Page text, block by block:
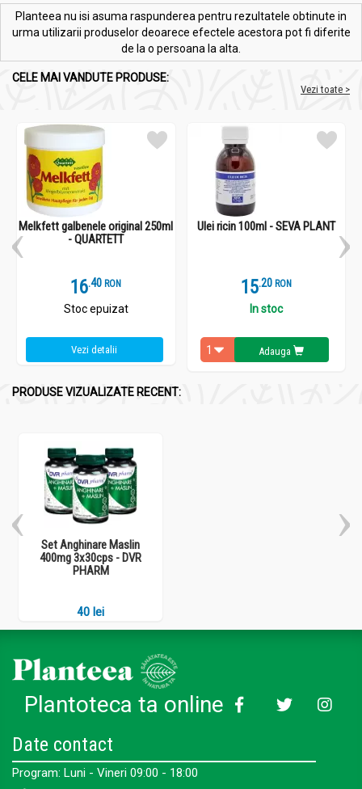
Menține colesterolul și trigliceridele în limite normale
Susține sănătatea ficatului și ajută la eliminarea
toxinelor
Contribuie la reducerea tensiunii arteriale și la
îmbunătățirea circulației
grăsimilor
Sprijină sănătatea inimii și reduc riscul de boli
cardiovasculare
Îmbunătățește funcția imunitară și previne îmbătrânirea
prematură a celulelor
Indicații:
hipertensiune arterială
prevenirea afecțiunilor cardiovasculare
Precauții, atenționări și sfaturi:
insuficiență hepatică severă, afecțiuni renale acute și
ulcere gastrice grave.
Se recomandă prudență în administrarea la femeile
însărcinate sau care alăptează.
Nu se recomandă depășirea dozei zilnice recomandate.
Administrare
Se administrează 1-2 capsule de 2 ori pe zi.
În cazuri severe, doza poate fi crescută până la 3
Cura pe o durată de minimum 3 luni.
Planteea nu isi asuma raspunderea pentru rezultatele obtinute in
urma utilizarii produselor deoarece efectele acestora pot fi diferite
de la o persoana la alta.
CELE MAI VANDUTE PRODUSE:
Vezi toate >
Melkfett galbenele original 250ml
- QUARTETT
16.4 RON
Stoc epuizat
Vezi detalii
Ulei ricin 100ml - SEVA PLANT
15.2 RON
In stoc
Adauga
PRODUSE VIZUALIZATE RECENT:
Set Anghinare Maslin
400mg 3x30cps - DVR
PHARM
40 lei
Plantoteca ta online
Date contact
Program: Luni - Vineri 09:00 - 18:00